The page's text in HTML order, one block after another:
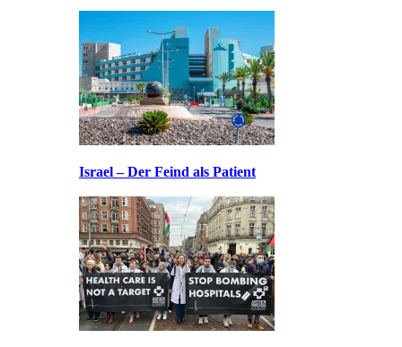
Israel – Der Feind als Patient